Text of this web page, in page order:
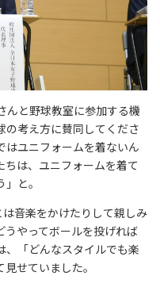
んと野球教室に参加する機
の考え方に賛同してくださ
はユニフォームを着ないん
は、ユニフォームを着て
と。
音楽をかけたりして親しみ
うやってボールを投げれば
、「どんなスタイルでも楽
せていました。